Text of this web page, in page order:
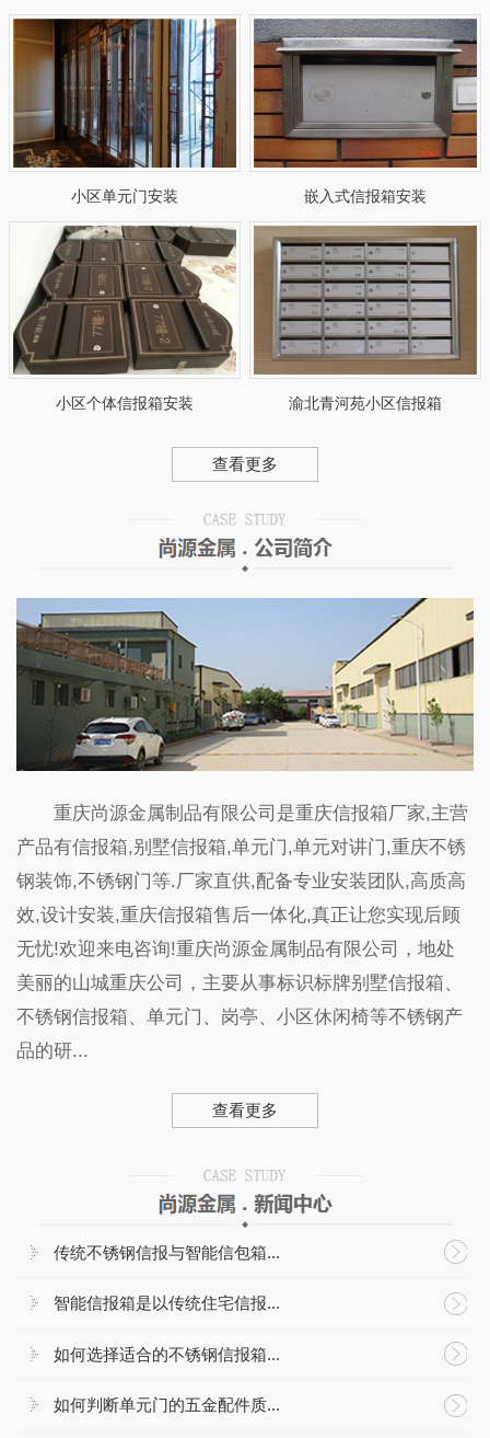
小区单元门安装 嵌入式信报箱安装
小区个体信报箱安装 渝北青河苑小区信报箱
查看更多
重庆尚源金属制品有限公司是重庆信报箱厂家,主营
产品有信报箱,别墅信报箱,单元门,单元对讲门,重庆不锈
钢装饰,不锈钢门等.厂家直供,配备专业安装团队,高质高
效,设计安装,重庆信报箱售后一体化,真正让您实现后顾
无忧!欢迎来电咨询!重庆尚源金属制品有限公司，地处
美丽的山城重庆公司，主要从事标识标牌别墅信报箱、
不锈钢信报箱、单元门、岗亭、小区休闲椅等不锈钢产
品的研...
查看更多
传统不锈钢信报与智能信包箱...
智能信报箱是以传统住宅信报...
如何选择适合的不锈钢信报箱...
如何判断单元门的五金配件质...